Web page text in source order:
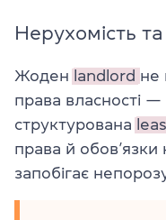
Нерухомість та
Жоден landlord не
права власності —
структурована
права й обов’язки
запобігає